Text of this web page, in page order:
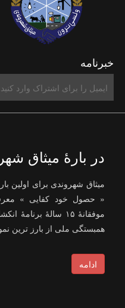
خبرنامه
در بارۀ میثاق
میثاق شهروندی برای اولین
« حصول خود کفایی »
موفقانۀ ۱۵ سالۀ
همبستگی ملی از بارز ترین
ادامه